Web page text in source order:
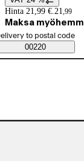
Price details
Hinta 21,99 €. 21 ,99
Maksa
order method
to postal code
00220